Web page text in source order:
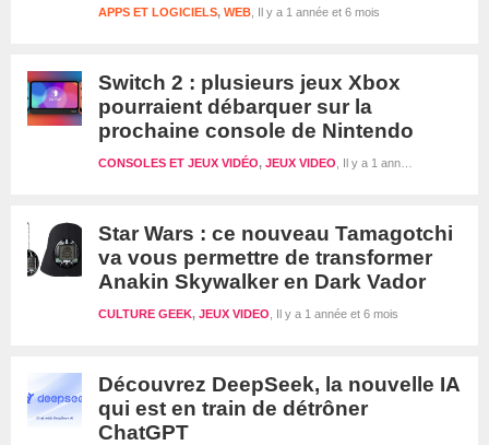
Il y a 1 année et 6 mois
APPS ET LOGICIELS, WEB
Switch 2 : plusieurs jeux Xbox
pourraient débarquer sur la
prochaine console de Nintendo
Il y a 1 année et 6 mois
CONSOLES ET JEUX VIDÉO, JEUX VIDEO
Star Wars : ce nouveau Tamagotchi
va vous permettre de transformer
Anakin Skywalker en Dark Vador
Il y a 1 année et 6 mois
CULTURE GEEK, JEUX VIDEO
Découvrez DeepSeek, la nouvelle IA
qui est en train de détrôner
ChatGPT